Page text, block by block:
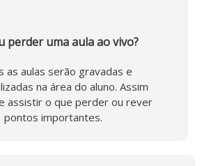
perder uma aula ao vivo?
as aulas serão gravadas e
na área do aluno. Assim
assistir o que perder ou rever
pontos importantes.